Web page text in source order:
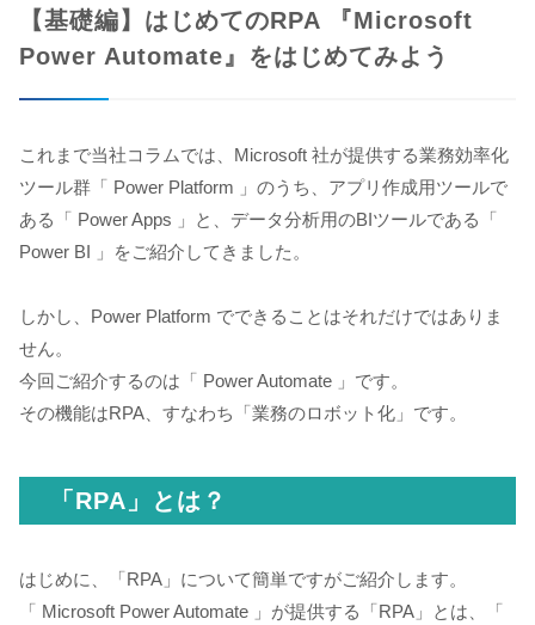
【基礎編】はじめてのRPA
『Microsoft
Power Automate』をはじめてみよう
これまで当社コラムでは、Microsoft 社が提供する業務効率化
ツール群「 Power Platform 」のうち、アプリ作成用ツールで
ある「 Power Apps 」と、データ分析用のBIツールである「
Power BI 」をご紹介してきました。
しかし、Power Platform でできることはそれだけではありま
せん。
今回ご紹介するのは「 Power Automate 」です。
その機能はRPA、すなわち「業務のロボット化」です。
「RPA」とは？
はじめに、「RPA」について簡単ですがご紹介します。
「 Microsoft Power Automate 」が提供する「RPA」とは、「